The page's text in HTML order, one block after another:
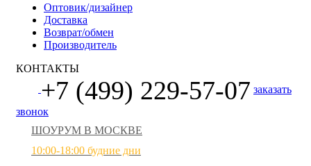
Оптовик/дизайнер
Доставка
Возврат/обмен
Производитель
КОНТАКТЫ
+7 (499) 229-57-07 заказать
звонок
ШОУРУМ В МОСКВЕ
10:00-18:00 будние дни